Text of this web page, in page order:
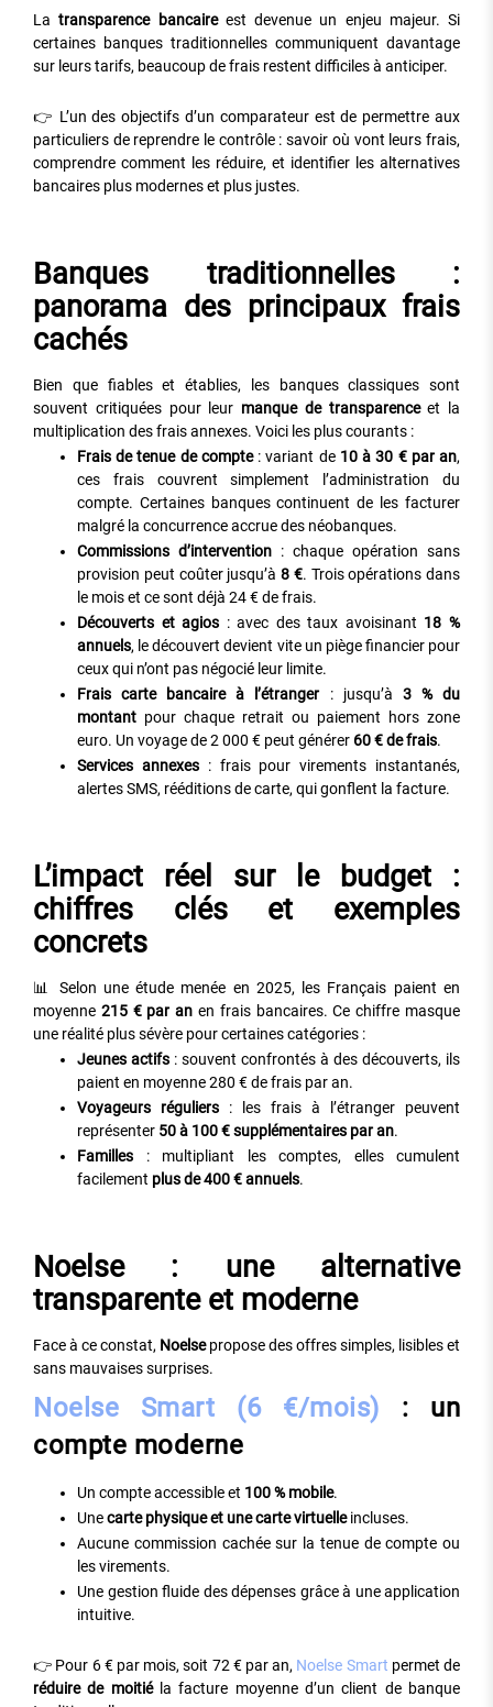
Latransparence bancaireest devenue un enjeu majeur. Si
certaines banques traditionnelles communiquent davantage
sur leurs tarifs, beaucoup de frais restent difficiles à anticiper.
👉 L’un des objectifs d’un comparateur est de permettre aux
particuliers de reprendre le contrôle : savoir où vont leurs frais,
comprendre comment les réduire, et identifier les alternatives
bancaires plus modernes et plus justes.
Banques traditionnelles :
panorama des principaux frais
cachés
Bien que fiables et établies, les banques classiques sont
souvent critiquées pour leur manque de transparenceet la
multiplication des frais annexes. Voici les plus courants :
Frais de tenue de compte: variant de 10 à 30 € par an,
ces frais couvrent simplement l’administration du
compte. Certaines banques continuent de les facturer
malgré la concurrence accrue des néobanques.
Commissions d’intervention : chaque opération sans
provision peut coûter jusqu’à 8 €. Trois opérations dans
le mois et ce sont déjà 24 € de frais.
Découverts et agios : avec des taux avoisinant 18 %
annuels, le découvert devient vite un piège financier pour
ceux qui n’ont pas négocié leur limite.
Frais carte bancaire à l’étranger: jusqu’à 3 % du
montant pour chaque retrait ou paiement hors zone
euro. Un voyage de 2 000 € peut générer 60 € de frais.
Services annexes: frais pour virements instantanés,
alertes SMS, rééditions de carte, qui gonflent la facture.
L’impact réel sur le budget :
chiffres clés et exemples
concrets
📊 Selon une étude menée en 2025, les Français paient en
moyenne 215 € par an en frais bancaires. Ce chiffre masque
une réalité plus sévère pour certaines catégories :
Jeunes actifs : souvent confrontés à des découverts, ils
paient en moyenne 280 € de frais par an.
Voyageurs réguliers : les frais à l’étranger peuvent
représenter 50 à 100 € supplémentaires par an.
Familles : multipliant les comptes, elles cumulent
facilement plus de 400 € annuels.
Noelse : une alternative
transparente et moderne
Face à ce constat, Noelsepropose des offres simples, lisibles et
sans mauvaises surprises.
Noelse Smart (6 €/mois) : un
compte moderne
Un compte accessible et 100 % mobile.
Unecarte physique et une carte virtuelleincluses.
Aucune commission cachée sur la tenue de compte ou
les virements.
Une gestion fluide des dépenses grâce à une application
intuitive.
👉 Pour 6 € par mois, soit 72 € par an, Noelse Smart permet de
réduire de moitiéla facture moyenne d’un client de banque